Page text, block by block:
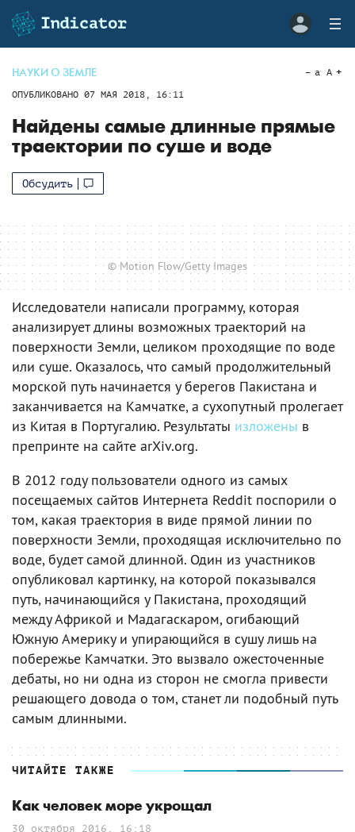
НАУКИ О ЗЕМЛЕ
ОПУБЛИКОВАНО 07 МАЯ 2018, 16:11
a A
Найдены самые длинные прямые
траектории по суше и воде
Обсудить
© Motion Flow/Getty Images
Исследователи написали программу, которая
анализирует длины возможных траекторий на
поверхности Земли, целиком проходящие по воде
или суше. Оказалось, что самый продолжительный
морской путь начинается у берегов Пакистана и
заканчивается на Камчатке, а сухопутный пролегает
из Китая в Португалию. Результаты изложены в
препринте на сайте arXiv.org.
В 2012 году пользователи одного из самых
посещаемых сайтов Интернета Reddit поспорили о
том, какая траектория в виде прямой линии по
поверхности Земли, проходящая исключительно по
воде, будет самой длинной. Один из участников
опубликовал картинку, на которой показывался
путь, начинающийся у Пакистана, проходящий
между Африкой и Мадагаскаром, огибающий
Южную Америку и упирающийся в сушу лишь на
побережье Камчатки. Это вызвало ожесточенные
дебаты, но ни одна из сторон не смогла привести
решающего довода о том, станет ли подобный путь
самым длинными.
ЧИТАЙТЕ ТАКЖЕ
Как человек море укрощал
30 октября 2016, 16:18